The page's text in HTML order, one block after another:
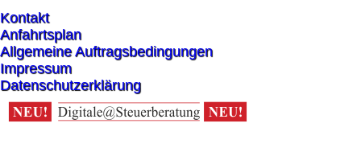
Kontakt
Anfahrtsplan
Allgemeine Auftragsbedingungen
Impressum
Datenschutzerklärung